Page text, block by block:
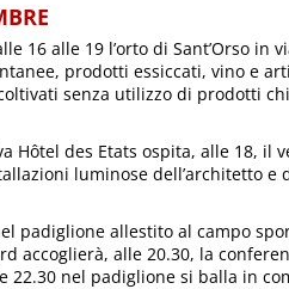
16 alle 19 l’orto di Sant’Orso
prodotti essiccati, vino e
senza utilizzo di prodotti
Hôtel des Etats ospita, alle 18, il
luminose dell’architetto e
padiglione allestito al campo
accoglierà, alle 20.30, la
22.30 nel padiglione si balla in